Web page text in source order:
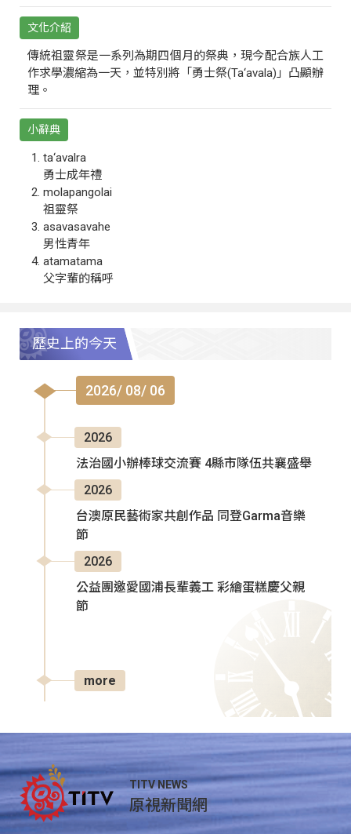
文化介紹
傳統祖靈祭是一系列為期四個月的祭典，現今配合族人工
作求學濃縮為一天，並特別將「勇士祭(Ta‘avala)」凸顯辦
理。
小辭典
ta‘avalra
勇士成年禮
molapangolai
祖靈祭
asavasavahe
男性青年
atamatama
父字輩的稱呼
歷史上的今天
2026/ 08/ 06
2026
法治國小辦棒球交流賽 4縣市隊伍共襄盛舉
2026
台澳原民藝術家共創作品 同登Garma音樂
節
2026
公益團邀愛國浦長輩義工 彩繪蛋糕慶父親
節
more
TITV NEWS
原視新聞網